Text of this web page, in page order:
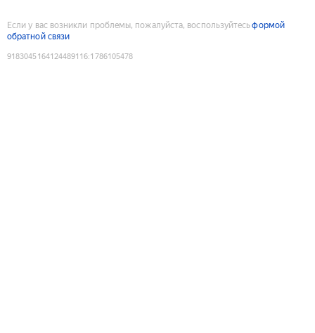
Если у вас возникли проблемы, пожалуйста, воспользуйтесьформой
обратной связи
9183045164124489116:1786105478